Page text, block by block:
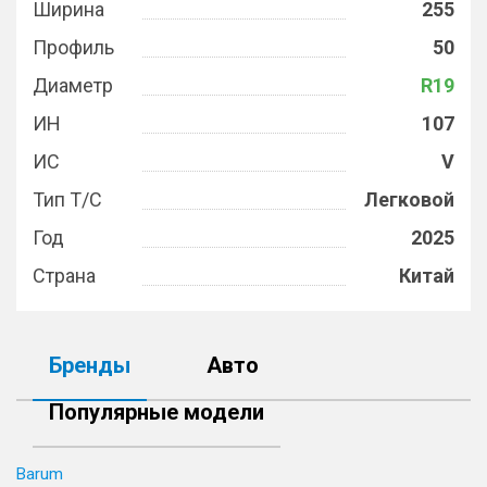
Ширина
255
Профиль
50
Диаметр
R19
ИН
107
ИС
V
Тип Т/С
Легковой
Год
2025
Страна
Китай
Бренды
Авто
Популярные модели
Barum